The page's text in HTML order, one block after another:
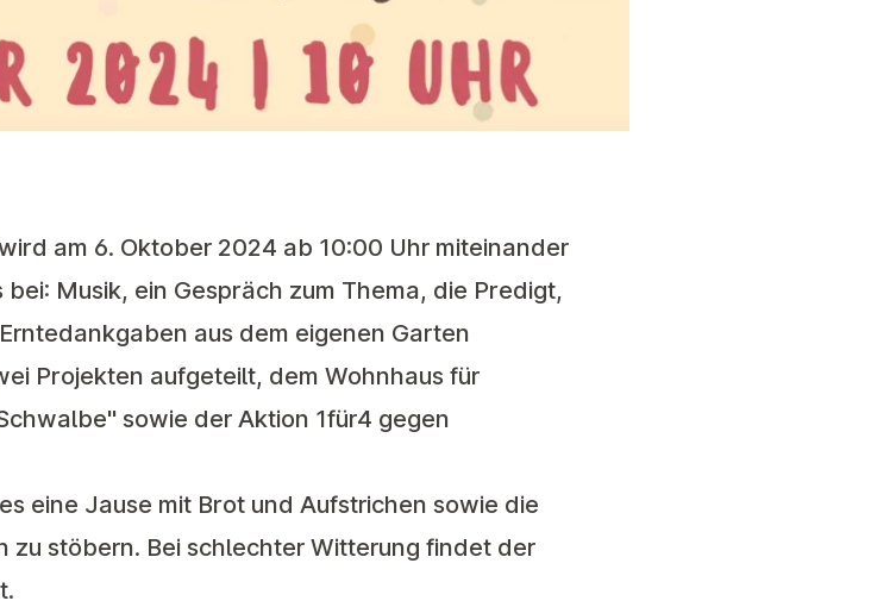
am 6. Oktober 2024 ab 10:00 Uhr miteinander
Musik, ein Gespräch zum Thema, die Predigt,
aus dem eigenen Garten
Projekten aufgeteilt, dem Wohnhaus für
sowie der Aktion 1für4 gegen
eine Jause mit Brot und Aufstrichen sowie die
stöbern. Bei schlechter Witterung findet der